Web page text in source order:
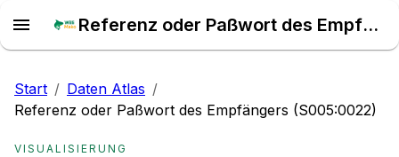
Referenz oder Paßwort des Empfängers (S005:0022) – Daten Atlas
Start / Daten Atlas /
Referenz oder Paßwort des Empfängers (S005:0022)
VISUALISIERUNG